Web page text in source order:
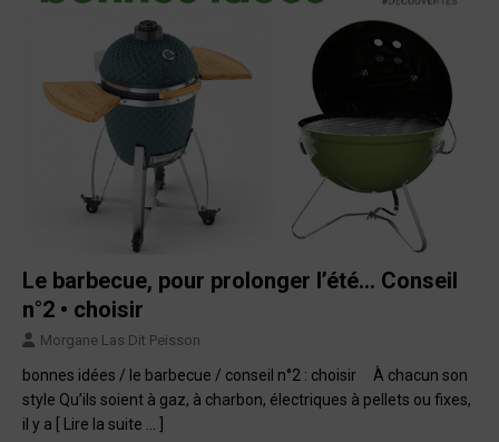
Le barbecue, pour prolonger l’été… Conseil
n°2 • choisir
Morgane Las Dit Peisson
bonnes idées / le barbecue / conseil n°2 : choisir À chacun son
style Qu’ils soient à gaz, à charbon, électriques à pellets ou fixes,
il y a [ Lire la suite … ]